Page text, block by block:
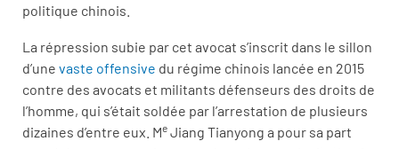
politique chinois.
La répression subie par cet avocat s’inscrit dans le sillon
d’une vaste offensive du régime chinois lancée en 2015
contre des avocats et militants défenseurs des droits de
l’homme, qui s’était soldée par l’arrestation de plusieurs
dizaines d’entre eux. Me Jiang Tianyong a pour sa part